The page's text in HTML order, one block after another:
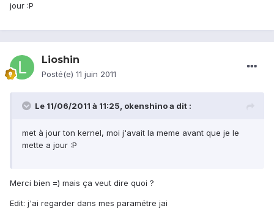
jour :P
Lioshin
Posté(e) 11 juin 2011
Le 11/06/2011 à 11:25, okenshino a dit :
met à jour ton kernel, moi j'avait la meme avant que je le
mette a jour :P
Merci bien =) mais ça veut dire quoi ?
Edit: j'ai regarder dans mes paramétre jai